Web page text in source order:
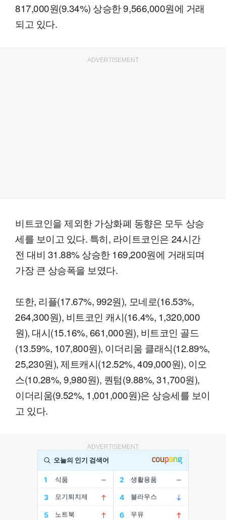
817,000원(9.34%) 상승한 9,566,000원에 거래
되고 있다.
ADVERTISEMENT
비트코인을 제외한 가상화폐 동향은 모두 상승
세를 보이고 있다. 특히, 라이트코인은 24시간
전 대비 31.88% 상승한 169,200원에 거래되며
가장 큰 상승폭을 보였다.
또한, 리플(17.67%, 992원), 모네로(16.53%,
264,300원), 비트코인 캐시(16.4%, 1,320,000
원), 대시(15.16%, 661,000원), 비트코인 골드
(13.59%, 107,800원), 이더리움 클래식(12.89%,
25,230원), 제트캐시(12.52%, 409,000원), 이오
스(10.28%, 9,980원), 퀀텀(9.88%, 31,700원),
이더리움(9.52%, 1,001,000원)은 상승세를 보이
고 있다.
ADVERTISEMENT